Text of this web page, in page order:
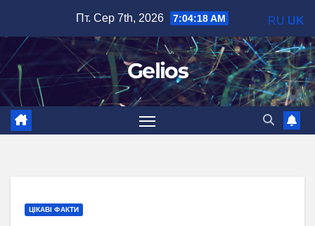
вмісту
Пт. Сер 7th, 2026 7:04:19 AM
Gelios
ЦІКАВІ ФАКТИ
RU UK